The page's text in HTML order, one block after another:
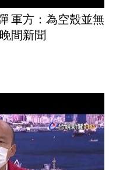
軍方：為空殼並無
間新聞